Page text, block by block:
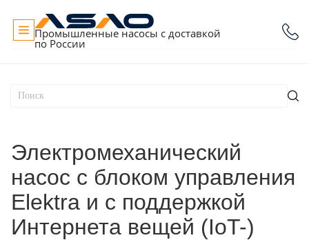
Промышленные насосы с доставкой
по России
Электромеханический
насос с блоком управления
Elektra и с поддержкой
Интернета вещей (IoT-)